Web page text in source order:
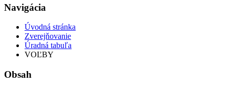
Navigácia
Úvodná stránka
Zverejňovanie
Úradná tabuľa
VOĽBY
Obsah